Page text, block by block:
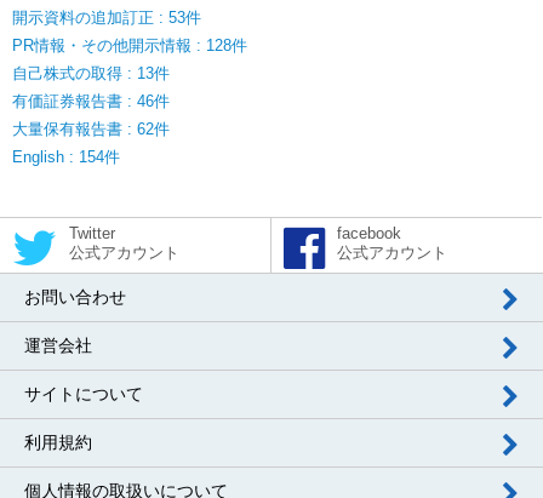
開示資料の追加訂正 : 53件
PR情報・その他開示情報 : 128件
自己株式の取得 : 13件
有価証券報告書 : 46件
大量保有報告書 : 62件
English : 154件
Twitter
公式アカウント
facebook
公式アカウント
お問い合わせ
運営会社
サイトについて
利用規約
個人情報の取扱いについて